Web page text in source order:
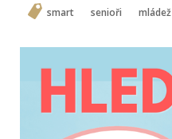
smart senioři mládež